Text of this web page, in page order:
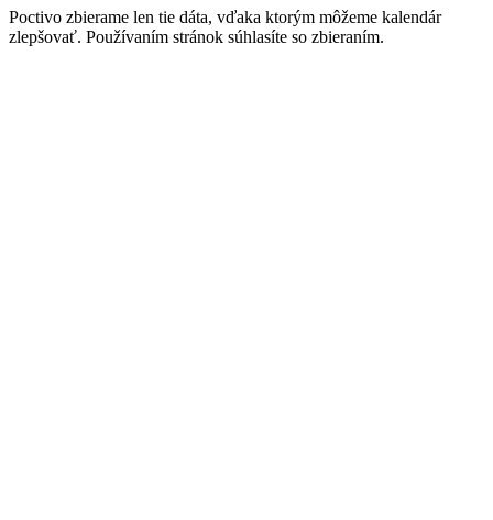
Poctivo zbierame len tie dáta, vďaka ktorým môžeme kalendár
zlepšovať. Používaním stránok súhlasíte so zbieraním.